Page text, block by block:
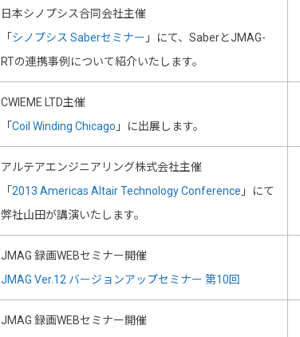
日本シノプシス合同会社主催
「 シノプシス Saberセミナー 」にて、SaberとJMAG-
RTの連携事例について紹介いたします。
CWIEME LTD主催
「 Coil Winding Chicago 」に出展します。
アルテアエンジニアリング株式会社主催
「 2013 Americas Altair Technology Conference 」にて
弊社山田が講演いたします。
JMAG 録画WEBセミナー開催
JMAG Ver.12 バージョンアップセミナー 第10回
JMAG 録画WEBセミナー開催